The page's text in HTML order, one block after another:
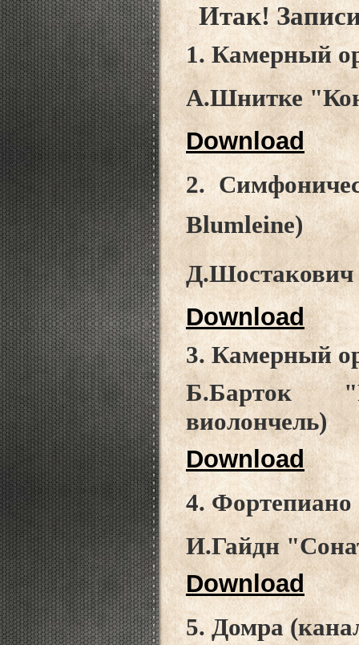
Итак!
1. Камерный
А.Шнитке
Download
2.
Blumleine)
Download
3. Камерный
Б.Барток
виолончель)
Download
4. Фортепиано
И.Гайдн
Download
5. Домра